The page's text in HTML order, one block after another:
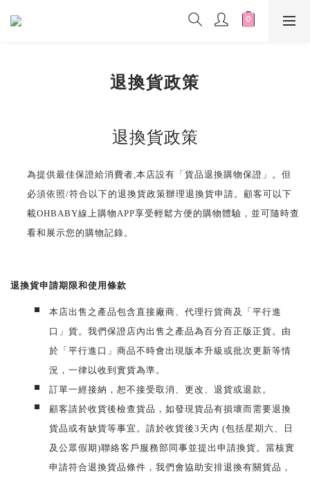
退換貨政策
退換貨政策
為提供最佳保證給消費者,本店設有「貨品退換購物保證」。但
必須依照/符合以下的退換貨政策辦理退換貨申請。顧客可以下
載OHBABY線上購物APP享受輕鬆方便的購物體驗，並可隨時查
看和展示您的購物記錄。
退換貨申請期限和使用條款
本店出售之產品包含直接廠商、代理行貨商及「平行進
口」貨。我們保證店內出售之產品為百分百正版正貨。由
於「平行進口」商品不時會出現版本升級或批次更新等情
況，一律以收到實貨為準。
訂單一經接納，恕不接受取消、更改、退貨或退款。
顧客請於收貨後檢查貨品，如發現貨品有損壞而需要退換
貨品或有缺貨等事宜。請於收貨後3天內 (包括星期六、日
及公眾假期)聯絡客戶服務部同事並提出申請換貨。當核實
申請符合退換貨品條件，我們會協助安排退換有關貨品，